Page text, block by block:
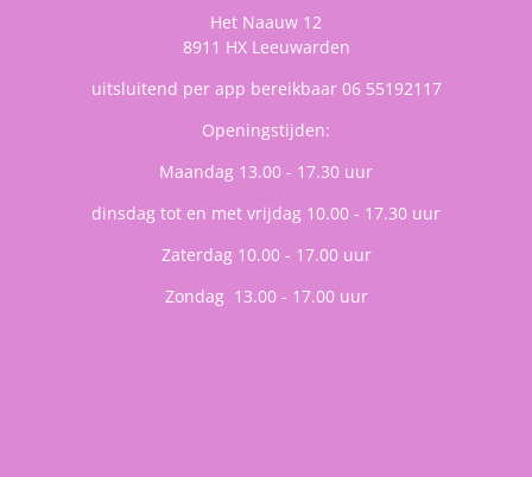
Het Naauw 12
8911 HX Leeuwarden
uitsluitend per app bereikbaar 06 55192117
Openingstijden:
Maandag 13.00 - 17.30 uur
dinsdag tot en met vrijdag 10.00 - 17.30 uur
Zaterdag 10.00 - 17.00 uur
Zondag 13.00 - 17.00 uur